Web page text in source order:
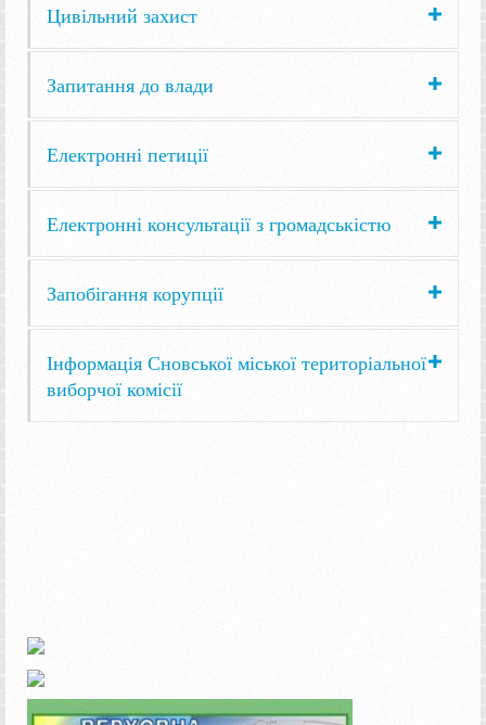
Цивільний захист
Запитання до влади
Електронні петиції
Електронні консультації з громадськістю
Запобігання корупції
Інформація Сновської міської територіальної
виборчої комісії